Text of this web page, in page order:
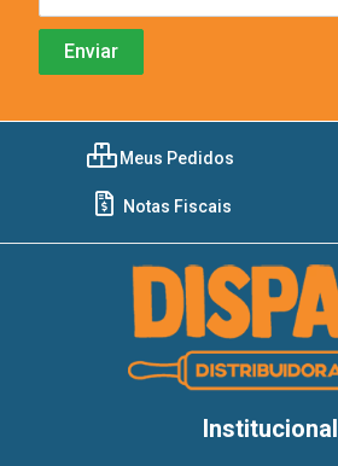
Meus Pedidos
Notas Fiscais
Institucional